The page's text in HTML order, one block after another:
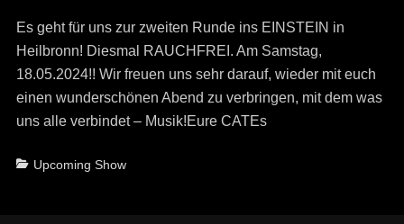
Es geht für uns zur zweiten Runde ins EINSTEIN in
Heilbronn! Diesmal RAUCHFREI. Am Samstag,
18.05.2024!! Wir freuen uns sehr darauf, wieder mit euch
einen wunderschönen Abend zu verbringen, mit dem was
uns alle verbindet – Musik!Eure CATEs
Categories
Upcoming Show